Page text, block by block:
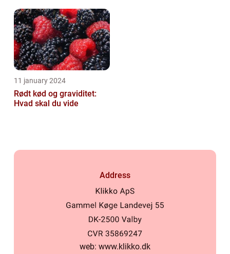
11 january 2024
Rødt kød og graviditet:
Hvad skal du vide
Address
web: www.klikko.dk